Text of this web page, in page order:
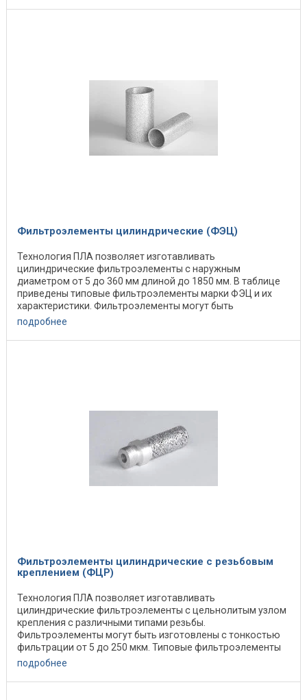
Фильтроэлементы цилиндрические (ФЭЦ)
Технология ПЛА позволяет изготавливать
цилиндрические фильтроэлементы с наружным
диаметром от 5 до 360 мм длиной до 1850 мм. В таблице
приведены типовые фильтроэлементы марки ФЭЦ и их
характеристики. Фильтроэлементы могут быть
изготовлены с ...
подробнее
Фильтроэлементы цилиндрические с резьбовым
креплением (ФЦР)
Технология ПЛА позволяет изготавливать
цилиндрические фильтроэлементы с цельнолитым узлом
крепления с различными типами резьбы.
Фильтроэлементы могут быть изготовлены с тонкостью
фильтрации от 5 до 250 мкм. Типовые фильтроэлементы
из пористого ...
подробнее